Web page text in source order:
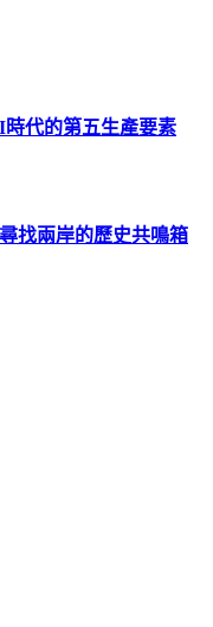
代的第五生產要素
找兩岸的歷史共鳴箱